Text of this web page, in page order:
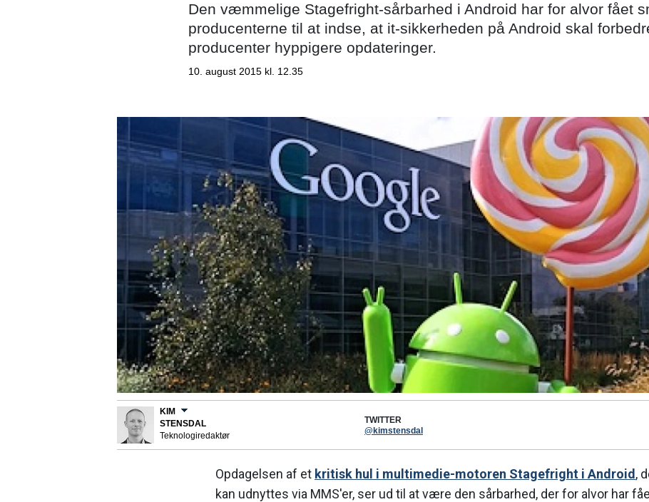
Den væmmelige Stagefright-sårbarhed i Android har for alvor fået
producenterne til at indse, at it-sikkerheden på Android skal
producenter hyppigere opdateringer.
10. august 2015 kl. 12.35
KIM
STENSDAL
Teknologiredaktør
TWITTER
@kimstensdal
Opdagelsen af et kritisk hul i multimedie-motoren Stagefright i Android,
kan udnyttes via MMS'er, ser ud til at være den sårbarhed, der for alvor har